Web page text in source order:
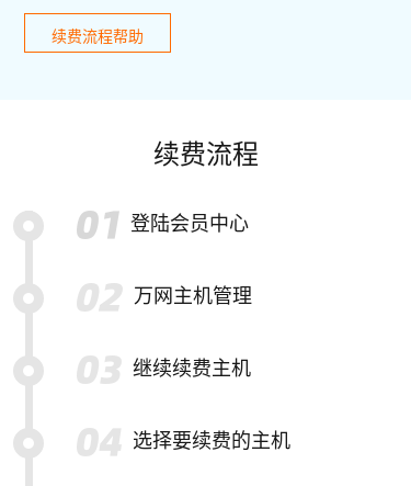
续费流程帮助
续费流程
登陆会员中心
万网主机管理
继续续费主机
选择要续费的主机